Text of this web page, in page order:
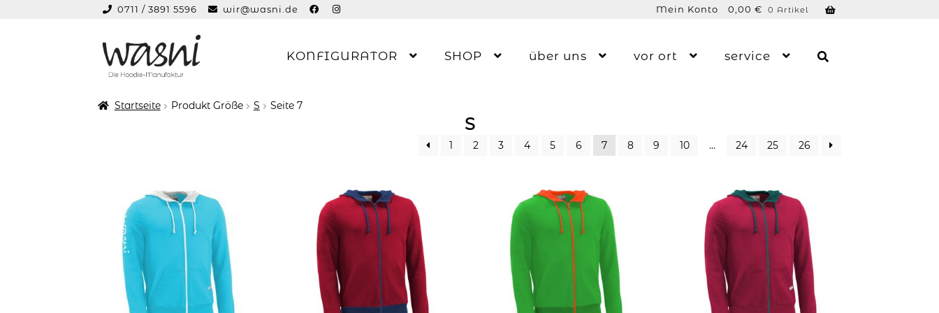
0,00 € 0 Artikel
0711 / 3891 5596 wir@wasni.de Mein Konto
Zur
springen
Zum
springen
KONFIGURATOR SHOP über uns vor ort service
Startseite Produkt Größe S Seite 7
S
1 2 3 4 5 6 7 8 9 10 … 24 25 26